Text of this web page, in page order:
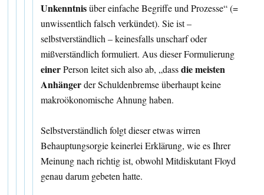
Unkenntnisüber einfache Begriffe und Prozesse“ (=
unwissentlich falsch verkündet). Sie ist –
selbstverständlich – keinesfalls unscharf oder
mißverständlich formuliert. Aus dieser Formulierung
einerPerson leitet sich also ab, „dassdie meisten
Anhängerder Schuldenbremse überhaupt keine
makroökonomische Ahnung haben.
Selbstverständlich folgt dieser etwas wirren
Behauptungsorgie keinerlei Erklärung, wie es Ihrer
Meinung nach richtig ist, obwohl Mitdiskutant Floyd
genau darum gebeten hatte.